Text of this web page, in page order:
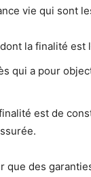
vie qui sont
la finalité
qui a pour
est de
que des